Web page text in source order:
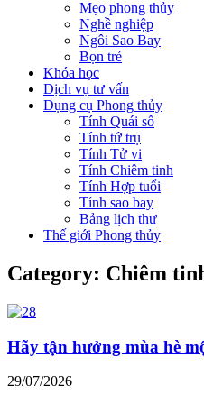
Mẹo phong thủy
Nghề nghiệp
Ngôi Sao Bay
Bọn trẻ
Khóa học
Dịch vụ tư vấn
Dụng cụ Phong thủy
Tính Quái số
Tính tứ trụ
Tính Tử vi
Tính Chiêm tinh
Tính Hợp tuổi
Tính sao bay
Bảng lịch thư
Thế giới Phong thủy
Category: Chiêm
Hãy tận hưởng mùa hè
29/07/2026